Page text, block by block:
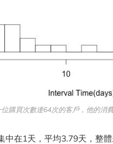
購買次數達64次的客戶，他的消
中在1天，平均3.79天，整